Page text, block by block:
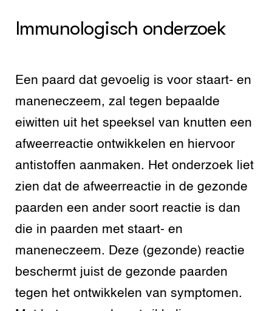
Immunologisch onderzoek
Een paard dat gevoelig is voor staart- en
maneneczeem, zal tegen bepaalde
eiwitten uit het speeksel van knutten een
afweerreactie ontwikkelen en hiervoor
antistoffen aanmaken. Het onderzoek liet
zien dat de afweerreactie in de gezonde
paarden een ander soort reactie is dan
die in paarden met staart- en
maneneczeem. Deze (gezonde) reactie
beschermt juist de gezonde paarden
tegen het ontwikkelen van symptomen.